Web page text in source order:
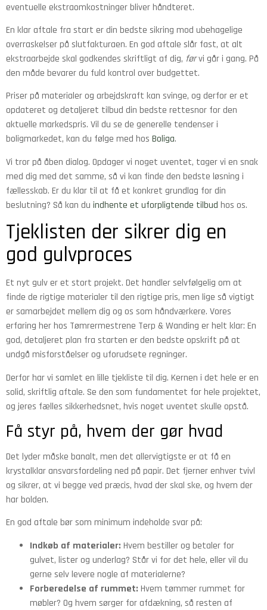
eventuelle ekstraomkostninger bliver håndteret.
En klar aftale fra start er din bedste sikring mod ubehagelige
overraskelser på slutfakturaen. En god aftale slår fast, at alt
ekstraarbejde skal godkendes skriftligt af dig, førvi går i gang. På
den måde bevarer du fuld kontrol over budgettet.
Priser på materialer og arbejdskraft kan svinge, og derfor er et
opdateret og detaljeret tilbud din bedste rettesnor for den
aktuelle markedspris. Vil du se de generelle tendenser i
boligmarkedet, kan du følge med hos Boliga.
Vi tror på åben dialog. Opdager vi noget uventet, tager vi en snak
med dig med det samme, så vi kan finde den bedste løsning i
fællesskab. Er du klar til at få et konkret grundlag for din
beslutning? Så kan du indhente et uforpligtende tilbud hos os.
Tjeklisten der sikrer dig en
god gulvproces
Et nyt gulv er et stort projekt. Det handler selvfølgelig om at
finde de rigtige materialer til den rigtige pris, men lige så vigtigt
er samarbejdet mellem dig og os som håndværkere. Vores
erfaring her hos Tømrermestrene Terp & Wanding er helt klar: En
god, detaljeret plan fra starten er den bedste opskrift på at
undgå misforståelser og uforudsete regninger.
Derfor har vi samlet en lille tjekliste til dig. Kernen i det hele er en
solid, skriftlig aftale. Se den som fundamentet for hele projektet,
og jeres fælles sikkerhedsnet, hvis noget uventet skulle opstå.
Få styr på, hvem der gør hvad
Det lyder måske banalt, men det allervigtigste er at få en
krystalklar ansvarsfordeling ned på papir. Det fjerner enhver tvivl
og sikrer, at vi begge ved præcis, hvad der skal ske, og hvem der
har bolden.
En god aftale bør som minimum indeholde svar på:
Indkøb af materialer: Hvem bestiller og betaler for
gulvet, lister og underlag? Står vi for det hele, eller vil du
gerne selv levere nogle af materialerne?
Forberedelse af rummet: Hvem tømmer rummet for
møbler? Og hvem sørger for afdækning, så resten af